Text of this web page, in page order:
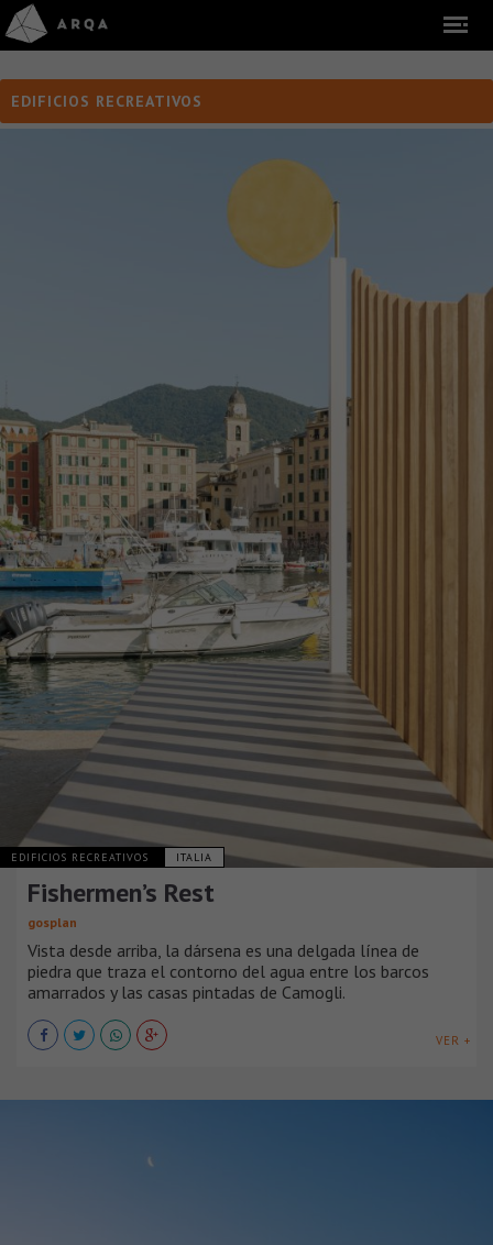
EDIFICIOS RECREATIVOS
EDIFICIOS RECREATIVOS ITALIA
Fishermen’s Rest
gosplan
Vista desde arriba, la dársena es una delgada línea de
piedra que traza el contorno del agua entre los barcos
amarrados y las casas pintadas de Camogli.
VER +